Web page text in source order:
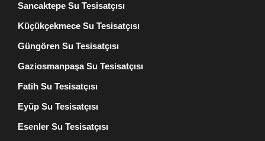
Sancaktepe Su Tesisatçısı
Küçükçekmece Su Tesisatçısı
Güngören Su Tesisatçısı
Gaziosmanpaşa Su Tesisatçısı
Fatih Su Tesisatçısı
Eyüp Su Tesisatçısı
Esenler Su Tesisatçısı